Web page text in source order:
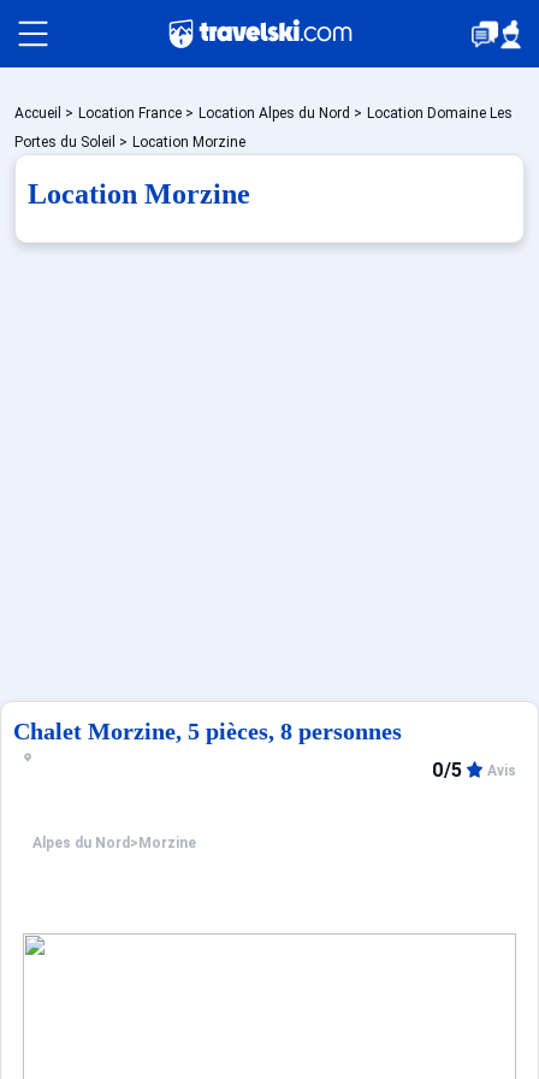
Packages
🚆Train de nuit
Accueil > Location France > Location Alpes du Nord > Location Domaine Les
Portes du Soleil > Location Morzine
Location Morzine
Chalet Morzine, 5 pièces, 8 personnes
Alpes du Nord > Morzine
0/5 Avis